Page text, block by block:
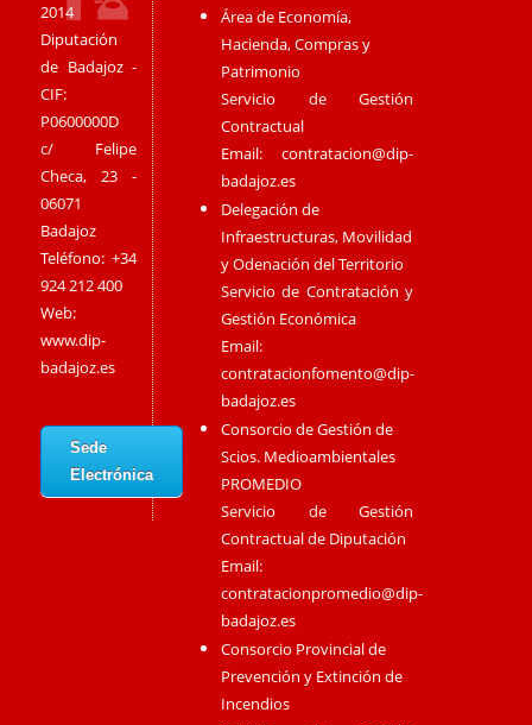
2014
Diputación
de Badajoz -
CIF:
P0600000D
c/ Felipe
Checa, 23 -
06071
Badajoz
Teléfono: +34
924 212 400
Web:
www.dip-
badajoz.es
Sede
Electrónica
Área de Economía,
Hacienda, Compras y
Patrimonio
Servicio de Gestión
Contractual
Email:contratacion@dip-
badajoz.es
Delegación de
Infraestructuras, Movilidad
y Odenación del Territorio
Servicio de Contratación y
Gestión Económica
Email:
contratacionfomento@dip-
badajoz.es
Consorcio de Gestión de
Scios. Medioambientales
PROMEDIO
Servicio de Gestión
Contractual de Diputación
Email:
contratacionpromedio@dip-
badajoz.es
Consorcio Provincial de
Prevención y Extinción de
Incendios